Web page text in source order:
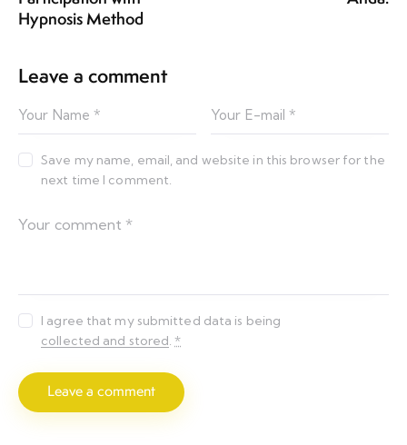
Hypnosis Method
Leave a comment
Save my name, email, and website in this browser for the
next time I comment.
I agree that my submitted data is being
collected and stored.*